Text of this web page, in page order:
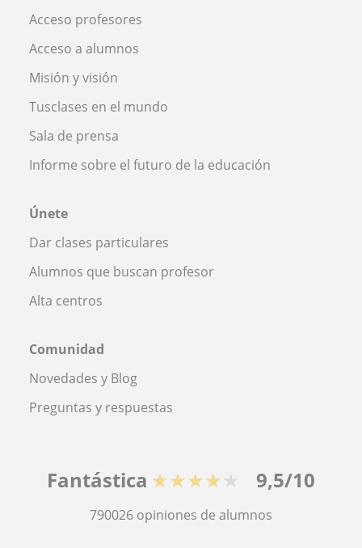
Acceso profesores
Acceso a alumnos
Misión y visión
Tusclases en el mundo
Sala de prensa
Informe sobre el futuro de la educación
Únete
Dar clases particulares
Alumnos que buscan profesor
Alta centros
Comunidad
Novedades y Blog
Preguntas y respuestas
Fantástica ★★★★★ 9,5/10
790026 opiniones de alumnos